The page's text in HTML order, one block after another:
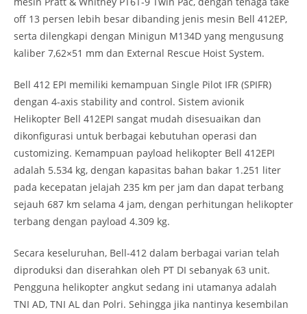
off 13 persen lebih besar dibanding jenis mesin Bell 412EP,
serta dilengkapi dengan Minigun M134D yang mengusung
kaliber 7,62×51 mm dan External Rescue Hoist System.
Bell 412 EPI memiliki kemampuan Single Pilot IFR (SPIFR)
dengan 4-axis stability and control. Sistem avionik
Helikopter Bell 412EPI sangat mudah disesuaikan dan
dikonfigurasi untuk berbagai kebutuhan operasi dan
customizing. Kemampuan payload helikopter Bell 412EPI
adalah 5.534 kg, dengan kapasitas bahan bakar 1.251 liter
pada kecepatan jelajah 235 km per jam dan dapat terbang
sejauh 687 km selama 4 jam, dengan perhitungan helikopter
terbang dengan payload 4.309 kg.
Secara keseluruhan, Bell-412 dalam berbagai varian telah
diproduksi dan diserahkan oleh PT DI sebanyak 63 unit.
Pengguna helikopter angkut sedang ini utamanya adalah
TNI AD, TNI AL dan Polri. Sehingga jika nantinya kesembilan